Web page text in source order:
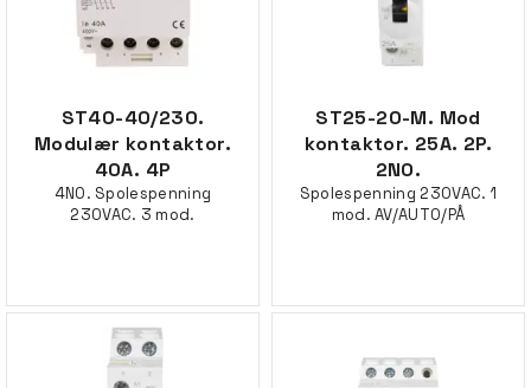
ST40-40/230.
Modulær kontaktor.
40A. 4P
4NO. Spolespenning
230VAC. 3 mod.
ST25-20-M. Mod
kontaktor. 25A. 2P.
2NO.
Spolespenning 230VAC. 1
mod. AV/AUTO/PÅ